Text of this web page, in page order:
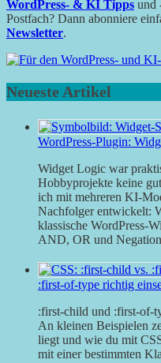
WordPress- & KI Tipps und
Postfach? Dann abonniere
Newsletter.
Neueste Artikel
WordPress-Plugin:
Widget Logic war
Hobbyprojekte keine
ich mit mehreren KI-
Nachfolger entwickelt:
klassische WordPress-
AND, OR und
:first-of-type richtig
:first-child und :first-of-
An kleinen Beispielen
liegt und wie du mit
mit einer bestimmten